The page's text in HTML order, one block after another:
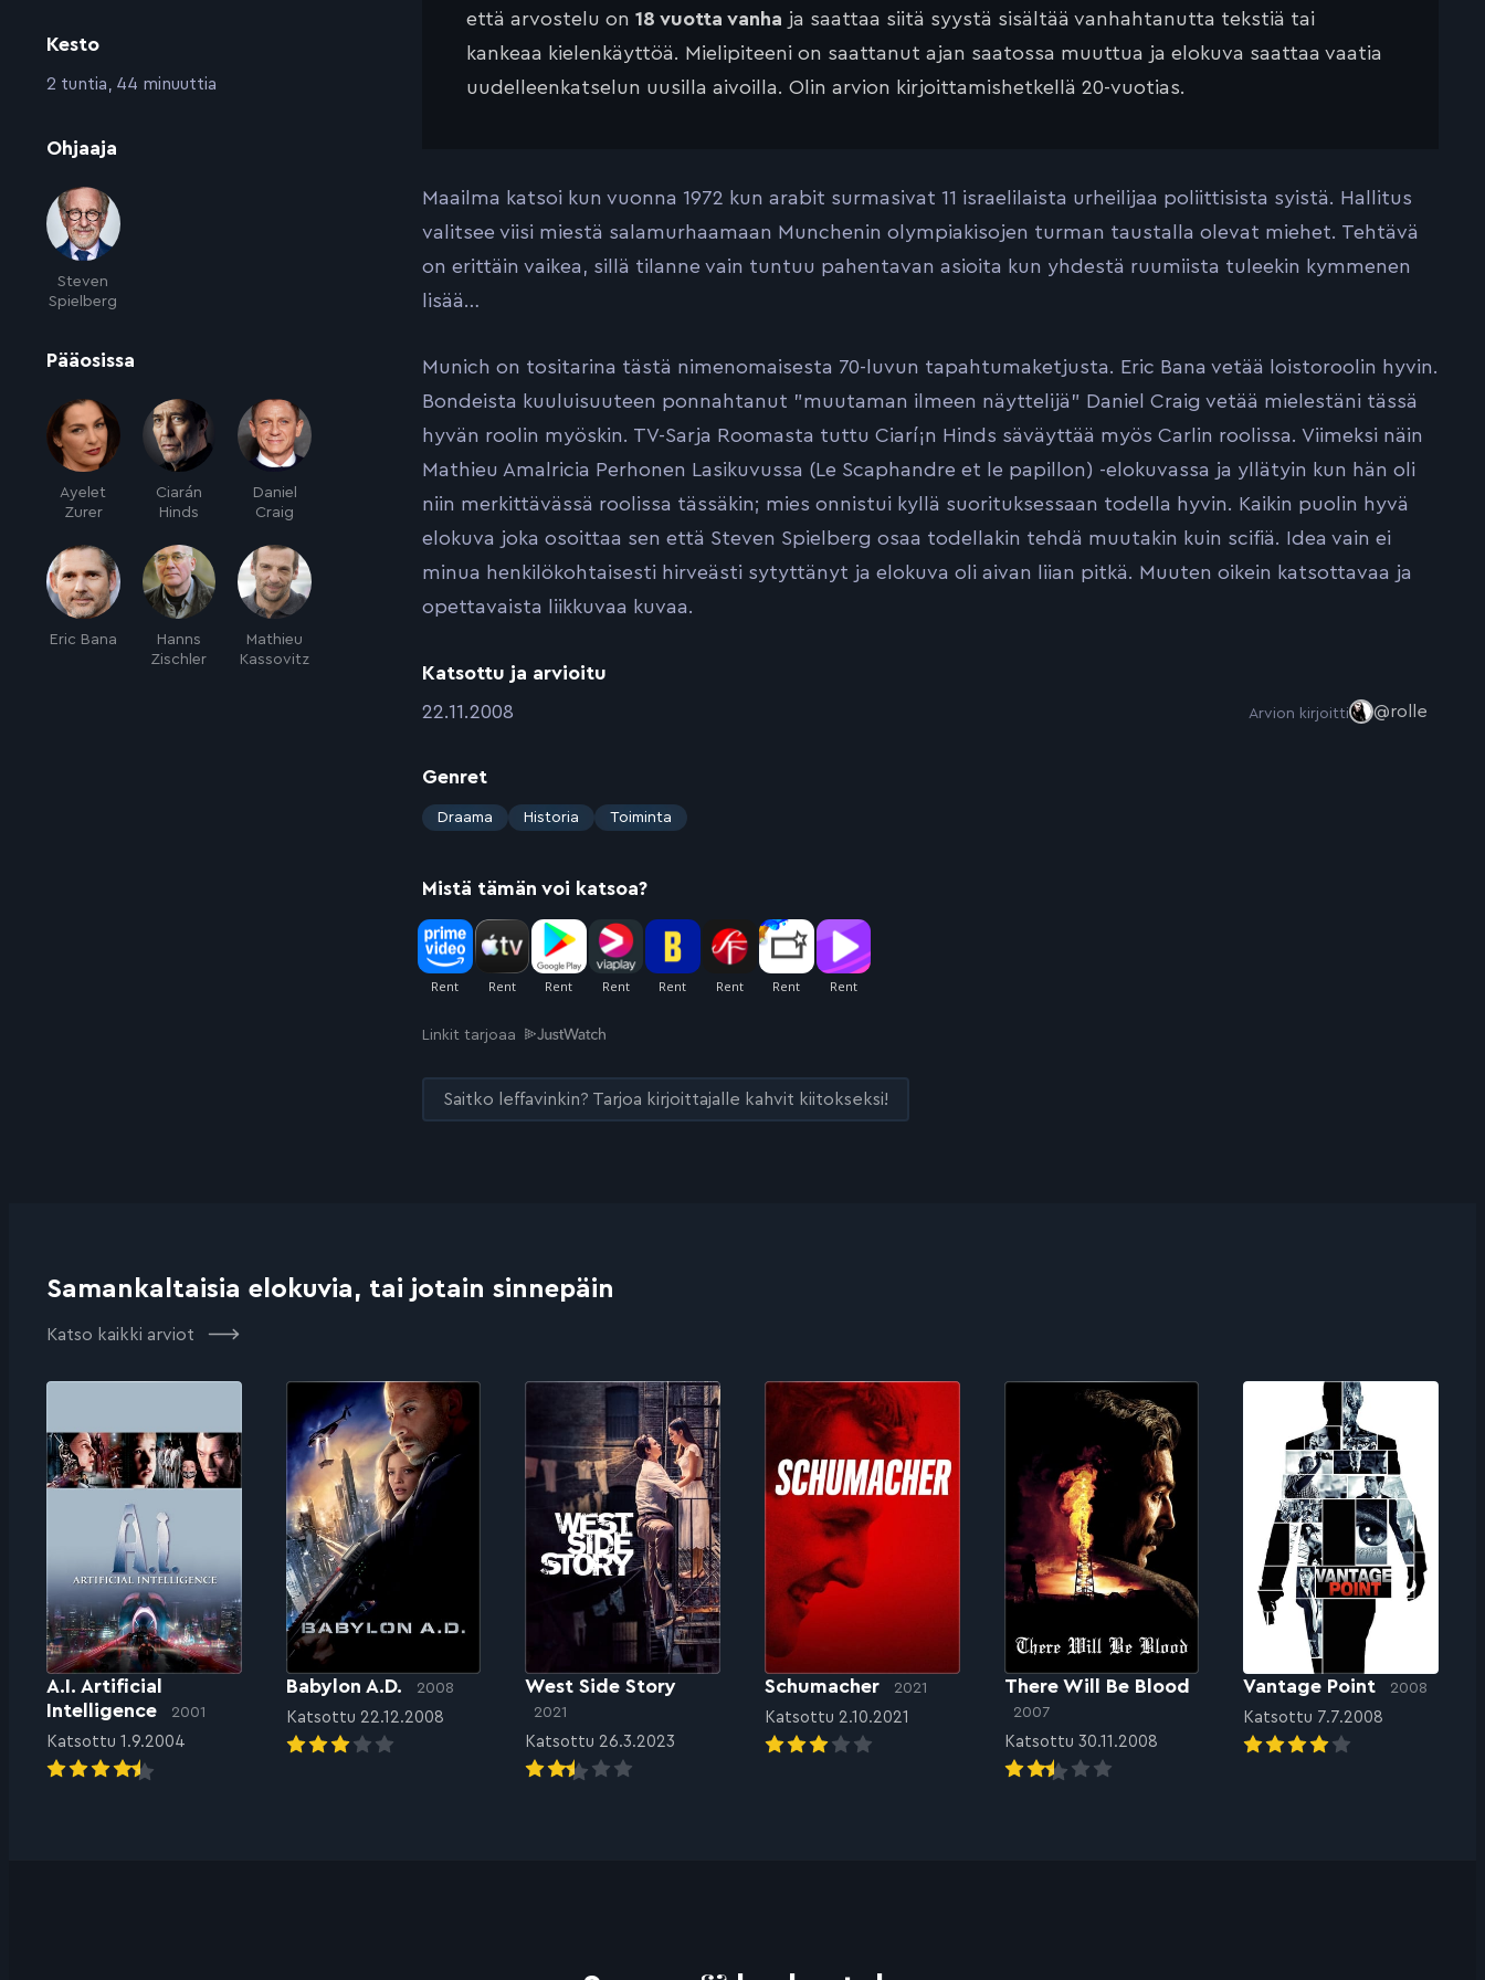
Kesto
:2 tuntia, 44 minuuttia
Ohjaaja
Steven
Spielberg
Pääosissa
Ayelet
Zurer
Ciarán
Hinds
Daniel
Craig
Eric Bana
Hanns
Zischler
Mathieu
Kassovitz
että arvostelu on 18 vuotta vanha ja saattaa siitä syystä sisältää vanhahtanutta tekstiä tai
kankeaa kielenkäyttöä. Mielipiteeni on saattanut ajan saatossa muuttua ja elokuva saattaa vaatia
uudelleenkatselun uusilla aivoilla. Olin arvion kirjoittamishetkellä 20-vuotias.
Maailma katsoi kun vuonna 1972 kun arabit surmasivat 11 israelilaista urheilijaa poliittisista syistä. Hallitus
valitsee viisi miestä salamurhaamaan Munchenin olympiakisojen turman taustalla olevat miehet. Tehtävä
on erittäin vaikea, sillä tilanne vain tuntuu pahentavan asioita kun yhdestä ruumiista tuleekin kymmenen
lisää…
Munich on tositarina tästä nimenomaisesta 70-luvun tapahtumaketjusta. Eric Bana vetää loistoroolin hyvin.
Bondeista kuuluisuuteen ponnahtanut ”muutaman ilmeen näyttelijä” Daniel Craig vetää mielestäni tässä
hyvän roolin myöskin. TV-Sarja Roomasta tuttu Ciarí¡n Hinds säväyttää myös Carlin roolissa. Viimeksi näin
Mathieu Amalricia Perhonen Lasikuvussa (Le Scaphandre et le papillon) -elokuvassa ja yllätyin kun hän oli
niin merkittävässä roolissa tässäkin; mies onnistui kyllä suorituksessaan todella hyvin. Kaikin puolin hyvä
elokuva joka osoittaa sen että Steven Spielberg osaa todellakin tehdä muutakin kuin scifiä. Idea vain ei
minua henkilökohtaisesti hirveästi sytyttänyt ja elokuva oli aivan liian pitkä. Muuten oikein katsottavaa ja
opettavaista liikkuvaa kuvaa.
Katsottu ja arvioitu
:22.11.2008 Arvion kirjoitti @rolle
Genret
:
Draama Historia Toiminta
Mistä tämän voi katsoa?
Linkit tarjoaa
Saitko leffavinkin? Tarjoa kirjoittajalle kahvit kiitokseksi!
Samankaltaisia elokuvia, tai jotain sinnepäin
Katso kaikki arviot
A.I. Artificial
Intelligence
2001
Katsottu 1.9.2004
Babylon A.D. 2008
Katsottu 22.12.2008
West Side Story
2021
Katsottu 26.3.2023
Schumacher 2021
Katsottu 2.10.2021
There Will Be Blood
2007
Katsottu 30.11.2008
Vantage Point 2008
Katsottu 7.7.2008